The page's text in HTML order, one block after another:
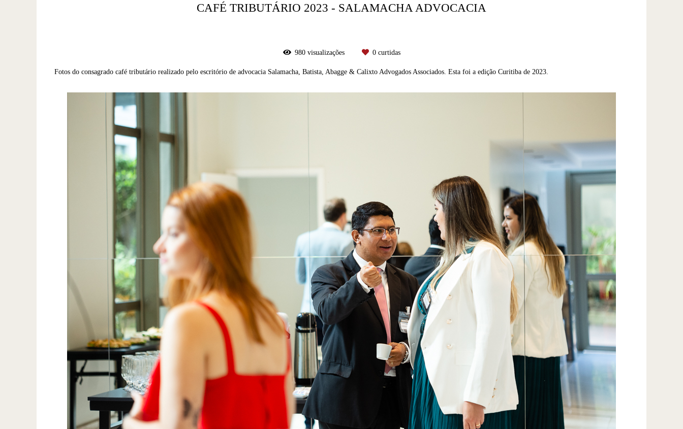
CAFÉ TRIBUTÁRIO 2023 - SALAMACHA ADVOCACIA
980visualizações 0curtidas
Fotos do consagrado café tributário realizado pelo escritório de advocacia Salamacha, Batista, Abagge & Calixto Advogados Associados. Esta foi a edição Curitiba de 2023.